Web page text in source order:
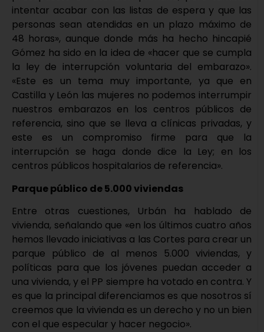
intentar acabar con las listas de espera y que las
personas sean atendidas en un plazo máximo de
48 horas», aunque donde más ha hecho hincapié
Gómez ha sido en la idea de «hacer que se cumpla
la ley de interrupción voluntaria del embarazo».
«Este es un tema muy importante, ya que en
Castilla y León las mujeres no podemos interrumpir
nuestros embarazos en los centros públicos de
referencia, sino que se lleva a clínicas privadas, y
este es un compromiso firme para que la
interrupción se haga donde dice la Ley; en los
centros públicos hospitalarios de referencia».
Parque público de 5.000 viviendas
Entre otras cuestiones, Urbán ha hablado de
vivienda, señalando que «en los últimos cuatro años
hemos llevado iniciativas a las Cortes para crear un
parque público de al menos 5.000 viviendas, y
políticas para que los jóvenes puedan acceder a
una vivienda, y el PP siempre ha votado en contra. Y
es que la principal diferenciamos es que nosotros sí
creemos que la vivienda es un derecho y no un bien
con el que especular y hacer negocio».